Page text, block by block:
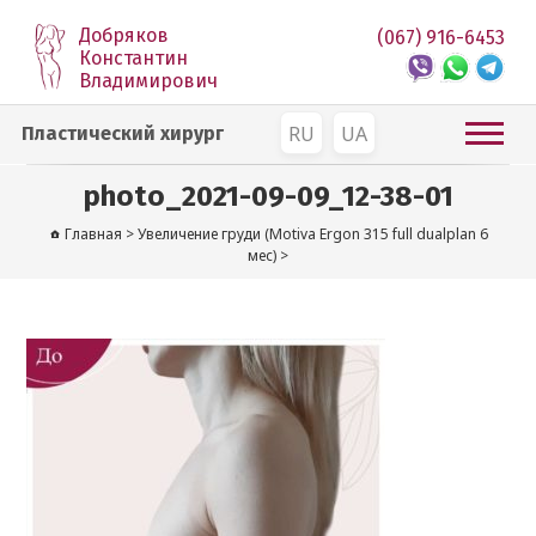
Добряков
Константин
Владимирович
RU UA
(067) 916-6453
Пластический хирург
photo_2021-09-09_12-38-01
Главная >Увеличение груди (Motiva Ergon 315 full dualplan 6
мес) >